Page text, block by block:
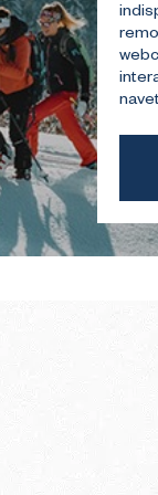
GUIDE